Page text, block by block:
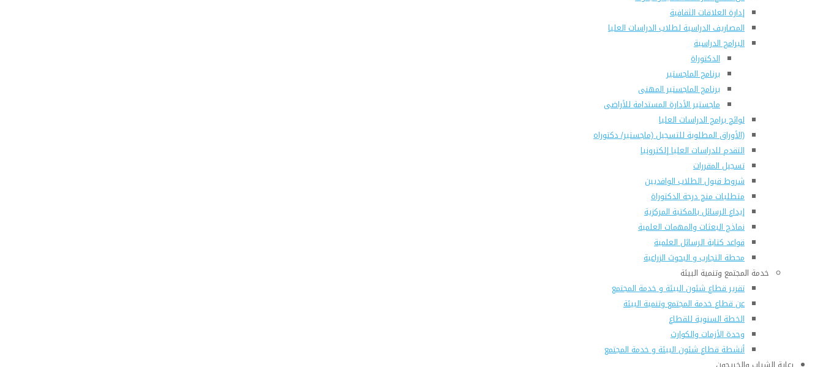
إدارة العلاقات الثقافية
المصاريف الدراسية لطلاب الدراسات العليا
البرامج الدراسية
الدكتوراة
برنامج الماجستير
برنامج الماجستير المهنى
ماجستير الأدارة المستدامة للأراضى
لوائح برامج الدراسات العليا
(الأوراق المطلوبة للتسجيل (ماجستير/ دكتوراه
التقدم للدراسات العليا إلكترونيا
تسجيل المقررات
شروط قبول الطلاب الوافديين
متطلبات منح درجة الدكتوراة
إيداع الرسائل بالمكتبة المركزية
نماذج البعثات والمهمات العلمية
قواعد كتابة الرسائل العلمية
محطة التجارب و البحوث الزراعية
خدمة المجتمع وتنمية البيئة
تقرير قطاع شئون البيئة و خدمة المجتمع
عن قطاع خدمة المجتمع وتنمية البيئة
الخطة السنوية للقطاع
وحدة الأزمات والكوارث
أنشطة قطاع شئون البيئة و خدمة المجتمع